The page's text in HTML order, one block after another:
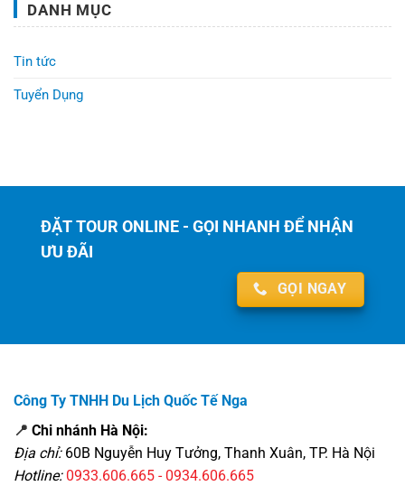
DANH MỤC
Tin tức
Tuyển Dụng
ĐẶT TOUR ONLINE - GỌI NHANH ĐỂ NHẬN
ƯU ĐÃI
GỌI NGAY
Công Ty TNHH Du Lịch Quốc Tế Nga
📍 Chi nhánh Hà Nội:
Địa chỉ:60B Nguyễn Huy Tưởng, Thanh Xuân, TP. Hà Nội
Hotline: 0933.606.665 - 0934.606.665